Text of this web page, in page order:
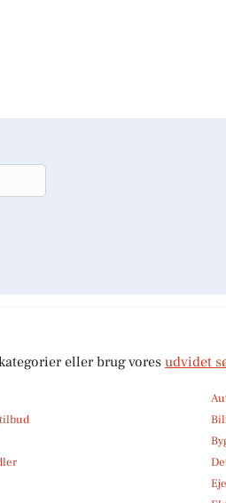
eller brug voresudvidet